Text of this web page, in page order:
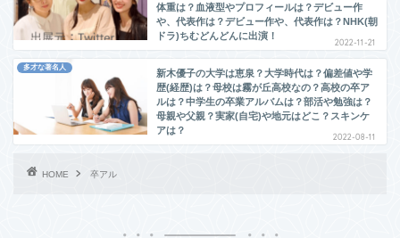
体重は？血液型やプロフィールは？デビュー作
や、代表作は？デビュー作や、代表作は？NHK(朝
ドラ)ちむどんどんに出演！
2022-11-21
多才な著名人
新木優子の大学は恵泉？大学時代は？偏差値や学
歴(経歴)は？母校は霧が丘高校なの？高校の卒ア
ルは？中学生の卒業アルバムは？部活や勉強は？
母親や父親？実家(自宅)や地元はどこ？スキンケ
アは？
2022-08-11
HOME 卒アル